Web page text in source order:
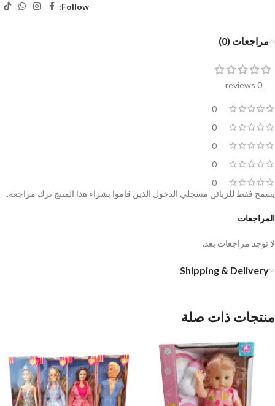
Follow:
مراجعات (0)
0 reviews
0
0
0
0
0
المراجعات
لا توجد مراجعات بعد.
يسمح فقط للزبائن مسجلي الدخول الذين قاموا بشراء هذا المنتج ترك مراجعة.
Shipping & Delivery
منتجات ذات صلة